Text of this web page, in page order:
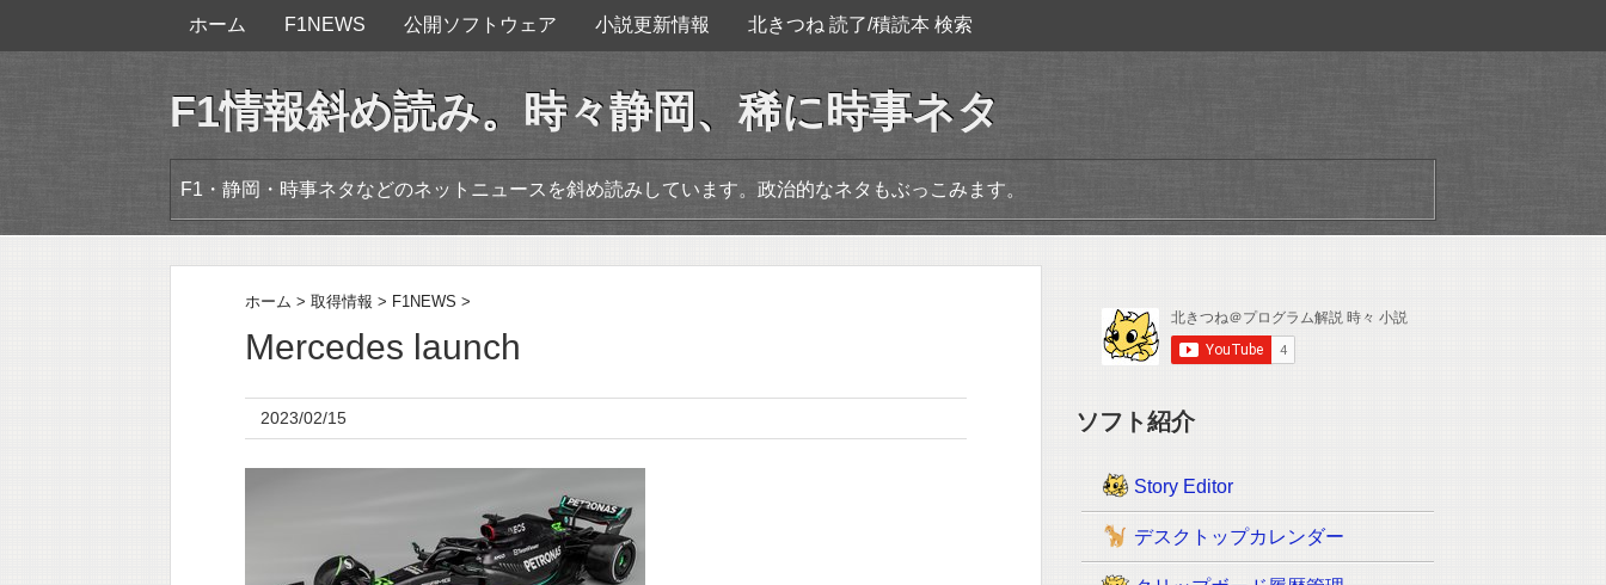
ホーム F1NEWS 公開ソフトウェア 小説更新情報 北きつね 読了/積読本 検索
F1情報斜め読み。時々静岡、稀に時事ネタ
F1・静岡・時事ネタなどのネットニュースを斜め読みしています。政治的なネタもぶっこみます。
ホーム > 取得情報 > F1NEWS >
Mercedes launch
2023/02/15 ソフト紹介
Story Editor
デスクトップカレンダー